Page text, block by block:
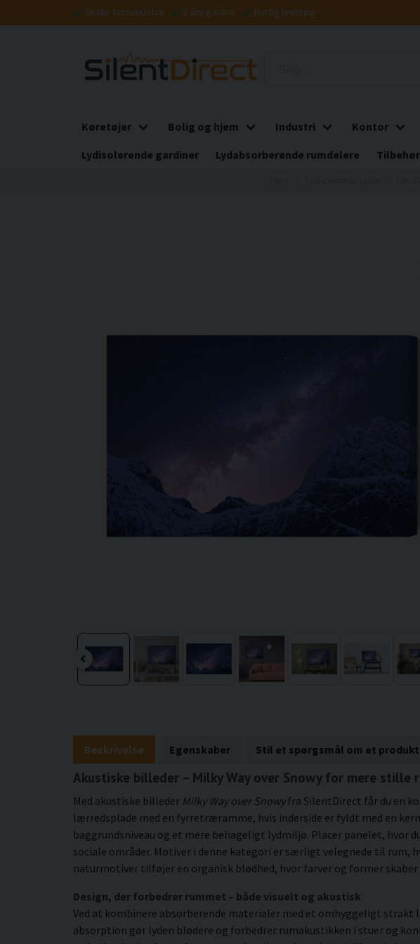
Gratis forsendelse 5 års garanti Hurtig levering
Køretøjer Bolig og hjem Industri Kontor
Lydisolerende gardiner
Lydabsorberende rumdelere Tilbehør
Beskrivelse Egenskaber Stil et spørgsmål om et produkt
Akustiske billeder – Milky Way over Snowy for mere stille
Med akustiske billeder Milky Way over Snowyfra SilentDirect får du en
lærredsplade med en fyrretræramme, hvis inderside er fyldt med en
baggrundsniveau og et mere behageligt lydmiljø. Placer panelet, hvor
sociale områder. Motiver i denne kategori er særligt velegnede til rum,
naturmotiver tilføjer en organisk blødhed, hvor farver og former
Design, der forbedrer rummet – både visuelt og akustisk
Ved at kombinere absorberende materialer med et omhyggeligt
absorption gør lyden blødere og forbedrer rumakustikken i stuer og